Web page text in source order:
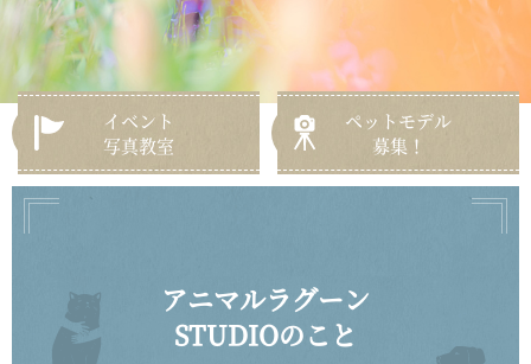
イベント
写真教室
ペットモデル
募集！
アニマルラグーン
STUDIOのこと